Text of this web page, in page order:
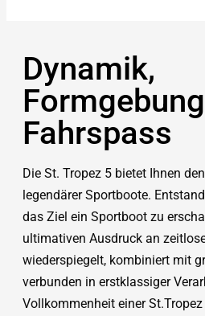
Dynamik,
Fahrspass
Die St. Tropez 5 bietet Ihnen
legendärer Sportboote.
das Ziel ein Sportboot zu
ultimativen Ausdruck an
wiederspiegelt, kombiniert mit
verbunden in erstklassiger
Vollkommenheit einer St.Tropez